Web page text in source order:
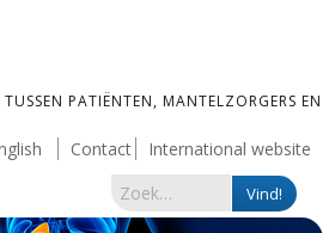
PATIËNTEN, MANTELZORGERS EN
Contact International website